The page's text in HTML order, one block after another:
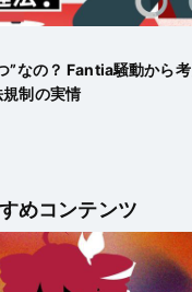
”なの？ Fantia騒動から考
制の実情
めコンテンツ